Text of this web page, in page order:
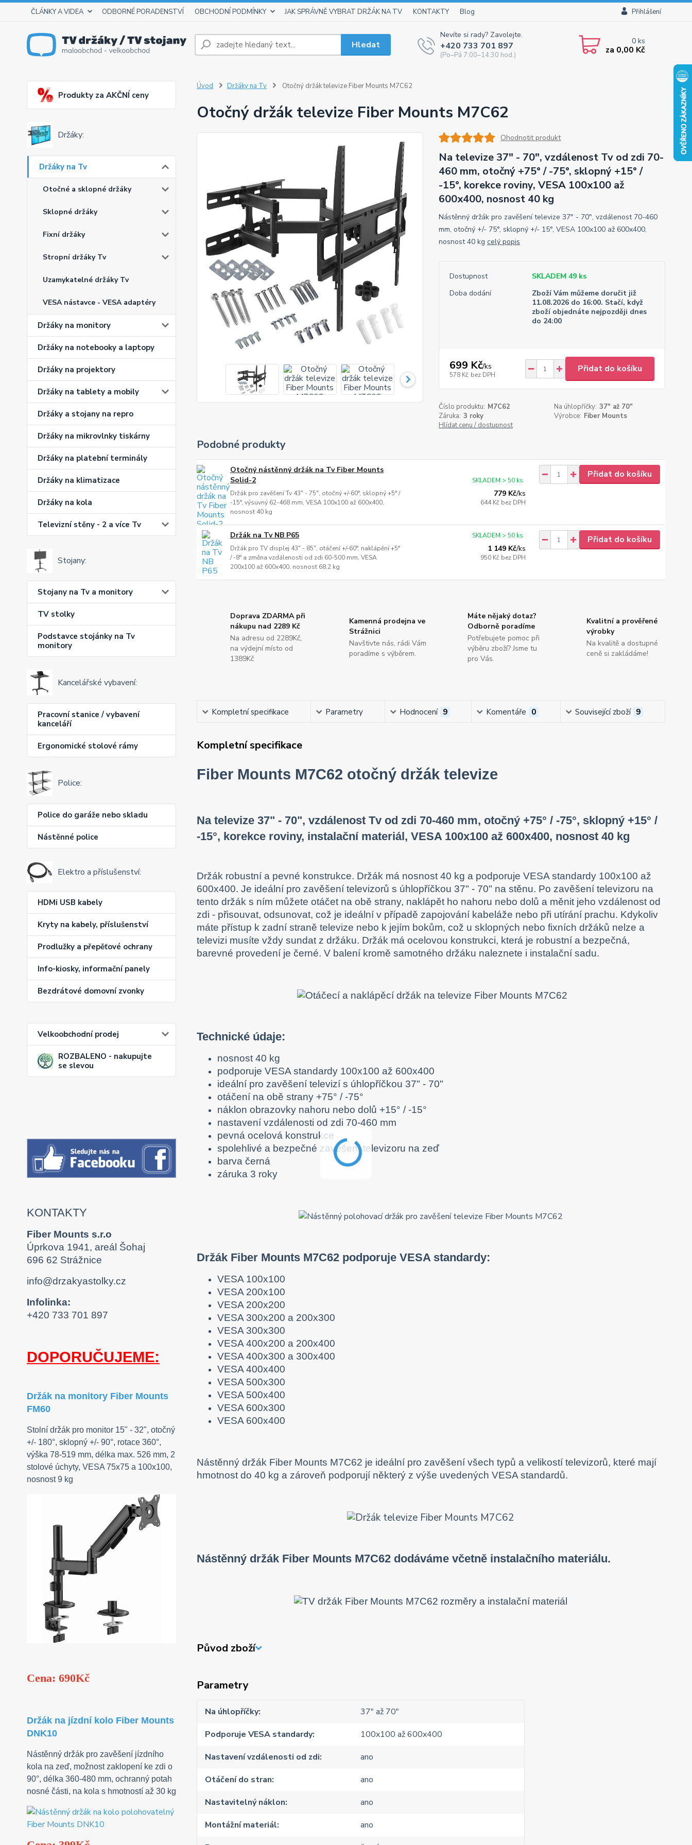
ČLÁNKY A VIDEA ODBORNÉ PORADENSTVÍ OBCHODNÍ PODMÍNKY JAK SPRÁVNĚ VYBRAT DRŽÁK NA TV KONTAKTY Blog Přihlášení
Hledat
Nevíte si rady? Zavolejte.
+420 733 701 897
(Po–Pá 7:00–14:30 hod.)
0ks
za 0,00 Kč
Produkty za AKČNÍ ceny
Držáky:
Držáky na Tv
Otočné a sklopné držáky
Sklopné držáky
Fixní držáky
Stropní držáky Tv
Uzamykatelné držáky Tv
VESA nástavce - VESA adaptéry
Držáky na monitory
Držáky na notebooky a laptopy
Držáky na projektory
Držáky na tablety a mobily
Držáky a stojany na repro
Držáky na mikrovlnky tiskárny
Držáky na platební terminály
Držáky na klimatizace
Držáky na kola
Televizní stěny - 2 a více Tv
Stojany:
Stojany na Tv a monitory
TV stolky
Podstavce stojánky na Tv
monitory
Kancelářské vybavení:
Pracovní stanice / vybavení
kanceláří
Ergonomické stolové rámy
Police:
Police do garáže nebo skladu
Nástěnné police
Elektro a příslušenství:
HDMi USB kabely
Kryty na kabely, příslušenství
Prodlužky a přepěťové ochrany
Info-kiosky, informační panely
Bezdrátové domovní zvonky
Velkoobchodní prodej
ROZBALENO - nakupujte
se slevou
KONTAKTY
Fiber Mounts s.r.o
Úprkova 1941, areál Šohaj
696 62 Strážnice
info@drzakyastolky.cz
Infolinka:
+420 733 701 897
DOPORUČUJEME:
Držák na monitory Fiber Mounts
FM60
Stolní držák pro monitor 15" - 32", otočný
+/- 180°, sklopný +/- 90°, rotace 360°,
výška 78-519 mm, délka max. 526 mm, 2
stolové úchyty, VESA 75x75 a 100x100,
nosnost 9 kg
Cena: 690Kč
Držák na jízdní kolo Fiber Mounts
DNK10
Nástěnný držák pro zavěšení jízdního
kola na zeď, možnost zaklopení ke zdi o
90°, délka 360-480 mm, ochranný potah
nosné části, na kola s hmotností až 30 kg
Úvod Držáky na Tv Otočný držák televize Fiber Mounts M7C62
Otočný držák televize Fiber Mounts M7C62
Ohodnotit produkt
Na televize 37" - 70", vzdálenost Tv od zdi 70-
460 mm, otočný +75° / -75°, sklopný +15° /
-15°, korekce roviny, VESA 100x100 až
600x400, nosnost 40 kg
Nástěnný držák pro zavěšení televize 37" - 70", vzdálenost 70-460
mm, otočný +/- 75°, sklopný +/- 15°, VESA 100x100 až 600x400,
nosnost 40 kg celý popis
Dostupnost
SKLADEM 49 ks
Doba dodání
Zboží Vám můžeme doručit již
11.08.2026 do 16:00. Stačí, když
zboží objednáte nejpozději dnes
do 24:00
699 Kč/ks
578 Kč bez DPH
Přidat do košíku
Číslo produktu: M7C62 Na úhlopříčky: 37" až 70"
Záruka: 3 roky Výrobce: Fiber Mounts
Hlídat cenu / dostupnost
Podobné produkty
Otočný nástěnný držák na Tv Fiber Mounts
Solid-2
Držák pro zavěšení Tv 43" - 75", otočný +/-60°, sklopný +5° /
-15°, výsuvný 62-468 mm, VESA 100x100 až 600x400,
nosnost 40 kg
779 Kč/ks
644 Kč bez DPH
SKLADEM > 50 ks
Přidat do košíku
Držák na Tv NB P65
Držák pro TV displej 43" - 85", otáčení +/-60°, naklápění +5°
/ -8° a změna vzdálenosti od zdi 60-500 mm, VESA
200x100 až 600x400, nosnost 68,2 kg
1 149 Kč/ks
950 Kč bez DPH
SKLADEM > 50 ks Přidat do košíku
Doprava ZDARMA při
nákupu nad 2289 Kč
Na adresu od 2289Kč,
na výdejní místo od
1389Kč
Kamenná prodejna ve
Strážnici
Navštivte nás, rádi Vám
poradíme s výběrem.
Máte nějaký dotaz?
Odborně poradíme
Potřebujete pomoc při
výběru zboží? Jsme tu
pro Vás.
Kvalitní a prověřené
výrobky
Na kvalitě a dostupné
ceně si zakládáme!
Kompletní specifikace Parametry Hodnocení 9 Komentáře 0 Související zboží 9
Kompletní specifikace
Fiber Mounts M7C62 otočný držák televize
Na televize 37" - 70", vzdálenost Tv od zdi 70-460 mm, otočný +75° / -75°, sklopný +15° /
-15°, korekce roviny, instalační materiál, VESA 100x100 až 600x400, nosnost 40 kg
Držák robustní a pevné konstrukce. Držák má nosnost 40 kg a podporuje VESA standardy 100x100 až
600x400. Je ideální pro zavěšení televizorů s úhlopříčkou 37" - 70" na stěnu. Po zavěšení televizoru na
tento držák s ním můžete otáčet na obě strany, naklápět ho nahoru nebo dolů a měnit jeho vzdálenost od
zdi - přisouvat, odsunovat, což je ideální v případě zapojování kabeláže nebo při utírání prachu. Kdykoliv
máte přístup k zadní straně televize nebo k jejím bokům, což u sklopných nebo fixních držáků nelze a
televizi musíte vždy sundat z držáku. Držák má ocelovou konstrukci, která je robustní a bezpečná,
barevné provedení je černé. V balení kromě samotného držáku naleznete i instalační sadu.
Technické údaje:
nosnost 40 kg
podporuje VESA standardy 100x100 až 600x400
ideální pro zavěšení televizí s úhlopříčkou 37" - 70"
otáčení na obě strany +75° / -75°
náklon obrazovky nahoru nebo dolů +15° / -15°
nastavení vzdálenosti od zdi 70-460 mm
pevná ocelová konstrukce
spolehlivé a bezpečné zavěšení televizoru na zeď
barva černá
záruka 3 roky
Držák Fiber Mounts M7C62 podporuje VESA standardy:
VESA 100x100
VESA 200x100
VESA 200x200
VESA 300x200 a 200x300
VESA 300x300
VESA 400x200 a 200x400
VESA 400x300 a 300x400
VESA 400x400
VESA 500x300
VESA 500x400
VESA 600x300
VESA 600x400
Nástěnný držák Fiber Mounts M7C62 je ideální pro zavěšení všech typů a velikostí televizorů, které mají
hmotnost do 40 kg a zároveň podporují některý z výše uvedených VESA standardů.
Nástěnný držák Fiber Mounts M7C62 dodáváme včetně instalačního materiálu.
Původ zboží
Parametry
Na úhlopříčky
37" až 70"
Podporuje VESA standardy
100x100 až 600x400
Nastavení vzdálenosti od zdi
ano
Otáčení do stran
ano
Nastavitelný náklon
ano
Montážní materiál
ano